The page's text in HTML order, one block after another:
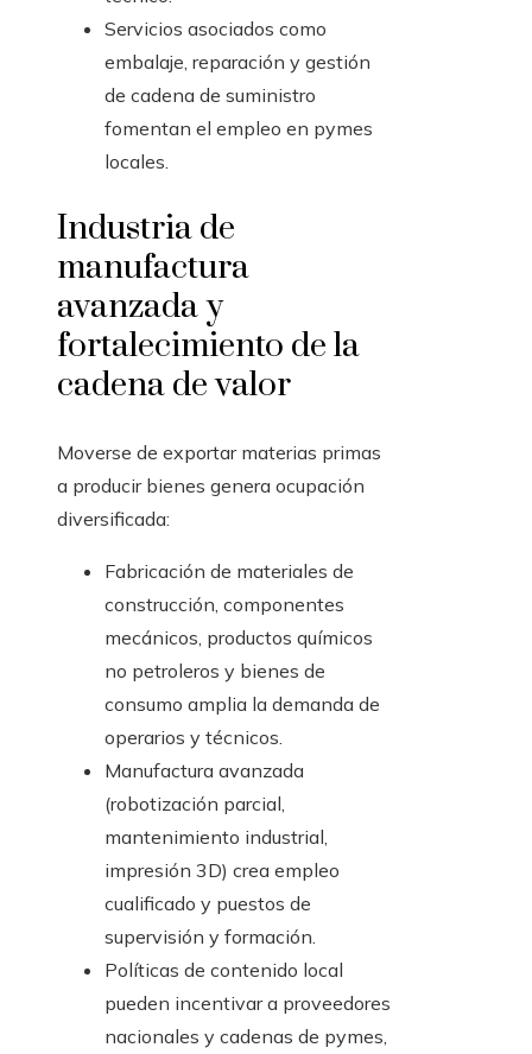
Servicios asociados como
embalaje, reparación y gestión
de cadena de suministro
fomentan el empleo en pymes
locales.
Industria de
manufactura
avanzada y
fortalecimiento de la
cadena de valor
Moverse de exportar materias primas
a producir bienes genera ocupación
diversificada:
Fabricación de materiales de
construcción, componentes
mecánicos, productos químicos
no petroleros y bienes de
consumo amplia la demanda de
operarios y técnicos.
Manufactura avanzada
(robotización parcial,
mantenimiento industrial,
impresión 3D) crea empleo
cualificado y puestos de
supervisión y formación.
Políticas de contenido local
pueden incentivar a proveedores
nacionales y cadenas de pymes,